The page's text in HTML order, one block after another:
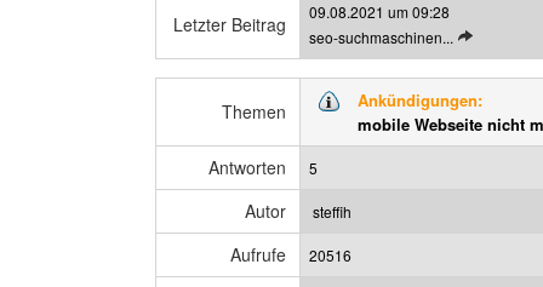
r
a
g
n
z
Letzter Beitrag
09.08.2021 um 09:28
seo-suchmaschinen... L
e
t
z
t
Themen
Ankündigungen:
mobile Webseite nicht
Antworten 5
Autor steffih
Aufrufe 20516